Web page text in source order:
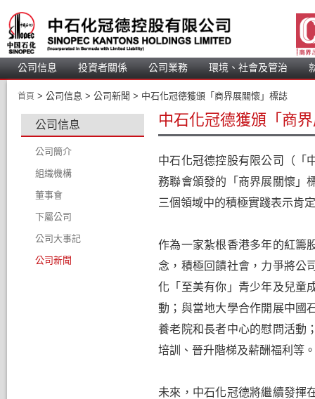
公司信息 投資者關係 公司業務 環境、社會及管治
首頁 > 公司信息 > 公司新聞 > 中石化冠德獲頒「商界展關懷」標誌
公司信息
公司簡介
組織機構
董事會
董事會成員
董事簡介
審核委員會
下屬公司
公司大事記
公司新聞
中石化冠德獲頒「商
中石化冠德控股有限公司（ 「
務聯會頒發的「商界展關懷」
三個領域中的積極實踐表示肯
作為一家紮根香港多年的紅籌
念，積極回饋社會，力爭將公
化「至美有你」青少年及兒童
動；與當地大學合作開展中國
養老院和長者中心的慰問活動
培訓、晉升階梯及薪酬福利等。
未來，中石化冠德將繼續發揮